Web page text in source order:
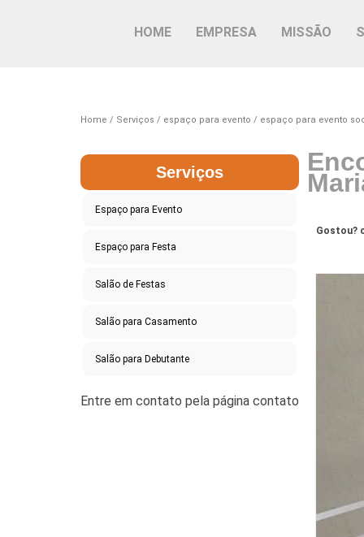
HOME EMPRESA MISSÃO
Home Serviços espaço para evento espaço para evento
Serviços
Espaço para Evento
Espaço para Festa
Salão de Festas
Salão para Casamento
Salão para Debutante
Gostou?